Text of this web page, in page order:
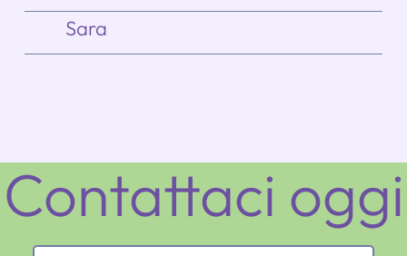
Sara
Contattaci oggi